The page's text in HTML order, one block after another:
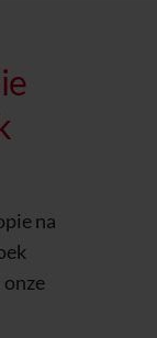
na